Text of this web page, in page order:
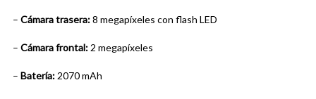
– Cámara trasera:8 megapíxeles con flash LED
– Cámara frontal: 2 megapíxeles
– Batería: 2070 mAh